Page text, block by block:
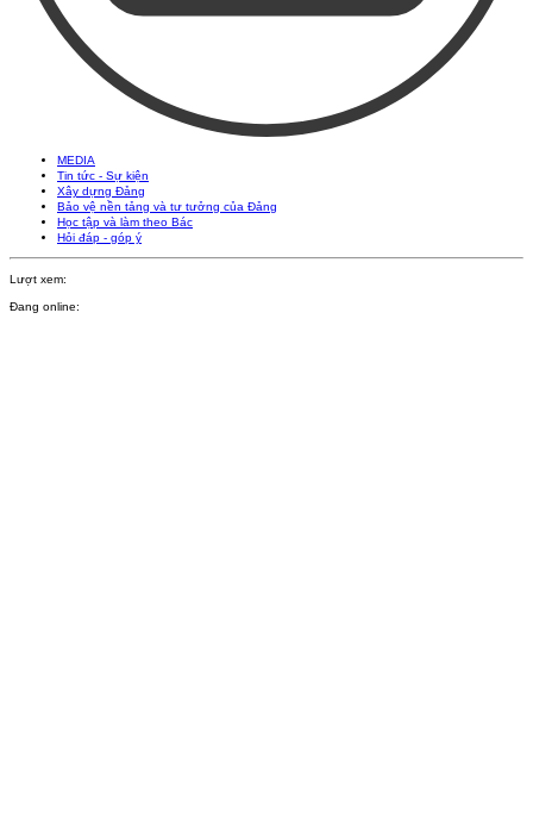
MEDIA
Tin tức - Sự kiện
Xây dựng Đảng
Bảo vệ nền tảng và tư tưởng của Đảng
Học tập và làm theo Bác
Hỏi đáp - góp ý
Lượt xem:
Đang online: